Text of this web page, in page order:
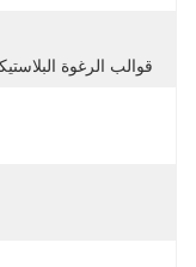
قوالب الرغوة